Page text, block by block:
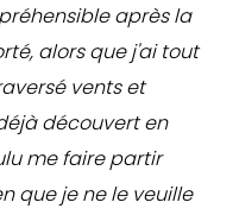
après la
alors que j'ai tout
vents et
découvert en
me faire partir
que je ne le veuille